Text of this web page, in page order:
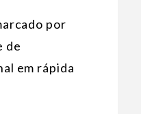
por
de
em rápida